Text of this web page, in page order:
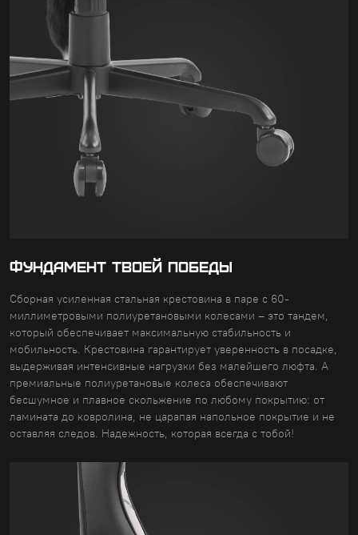
ФУНДАМЕНТ ТВОЕЙ ПОБЕДЫ
Сборная усиленная стальная крестовина в паре с 60-
миллиметровыми полиуретановыми колесами – это тандем,
который обеспечивает максимальную стабильность и
мобильность. Крестовина гарантирует уверенность в посадке,
выдерживая интенсивные нагрузки без малейшего люфта. А
премиальные полиуретановые колеса обеспечивают
бесшумное и плавное скольжение по любому покрытию: от
ламината до ковролина, не царапая напольное покрытие и не
оставляя следов. Надежность, которая всегда с тобой!